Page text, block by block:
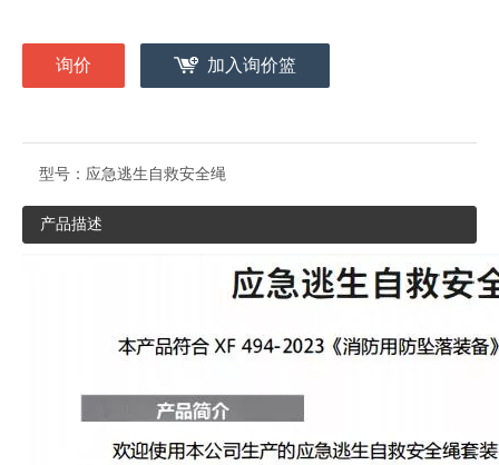
询价 加入询价篮
型号： 应急逃生自救安全绳
产品描述